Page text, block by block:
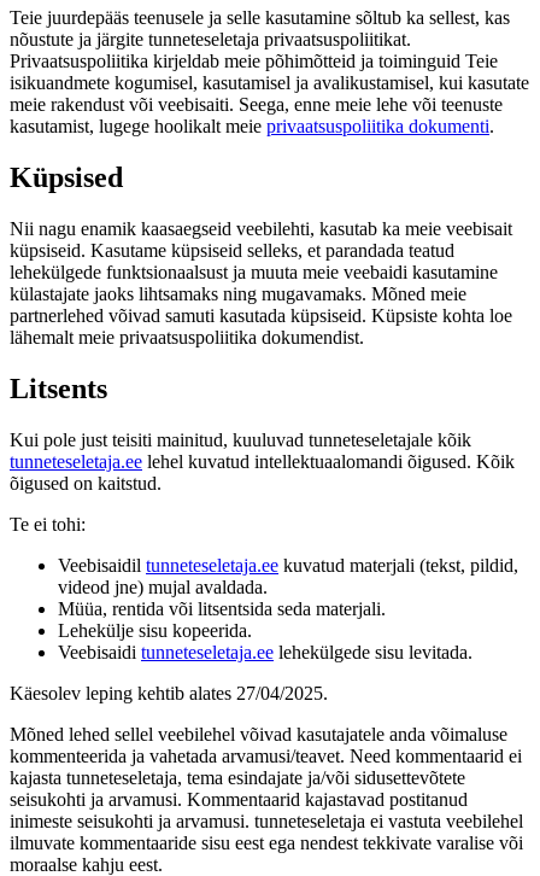
Teie juurdepääs teenusele ja selle kasutamine sõltub ka sellest, kas
nõustute ja järgite tunneteseletaja privaatsuspoliitikat.
Privaatsuspoliitika kirjeldab meie põhimõtteid ja toiminguid Teie
isikuandmete kogumisel, kasutamisel ja avalikustamisel, kui kasutate
meie rakendust või veebisaiti. Seega, enne meie lehe või teenuste
kasutamist, lugege hoolikalt meie privaatsuspoliitika dokumenti.
Küpsised
Nii nagu enamik kaasaegseid veebilehti, kasutab ka meie veebisait
küpsiseid. Kasutame küpsiseid selleks, et parandada teatud
lehekülgede funktsionaalsust ja muuta meie veebaidi kasutamine
külastajate jaoks lihtsamaks ning mugavamaks. Mõned meie
partnerlehed võivad samuti kasutada küpsiseid. Küpsiste kohta loe
lähemalt meie privaatsuspoliitika dokumendist.
Litsents
Kui pole just teisiti mainitud, kuuluvad tunneteseletajale kõik
tunneteseletaja.ee lehel kuvatud intellektuaalomandi õigused. Kõik
õigused on kaitstud.
Te ei tohi:
Veebisaidil tunneteseletaja.ee kuvatud materjali (tekst, pildid,
videod jne) mujal avaldada.
Müüa, rentida või litsentsida seda materjali.
Lehekülje sisu kopeerida.
Veebisaidi tunneteseletaja.ee lehekülgede sisu levitada.
Käesolev leping kehtib alates 27/04/2025.
Mõned lehed sellel veebilehel võivad kasutajatele anda võimaluse
kommenteerida ja vahetada arvamusi/teavet. Need kommentaarid ei
kajasta tunneteseletaja, tema esindajate ja/või sidusettevõtete
seisukohti ja arvamusi. Kommentaarid kajastavad postitanud
inimeste seisukohti ja arvamusi. tunneteseletaja ei vastuta veebilehel
ilmuvate kommentaaride sisu eest ega nendest tekkivate varalise või
moraalse kahju eest.